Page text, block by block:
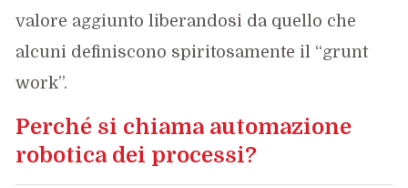
valore aggiunto liberandosi da quello che
alcuni definiscono spiritosamente il “grunt
work”.
Perché si chiama automazione
robotica dei processi?